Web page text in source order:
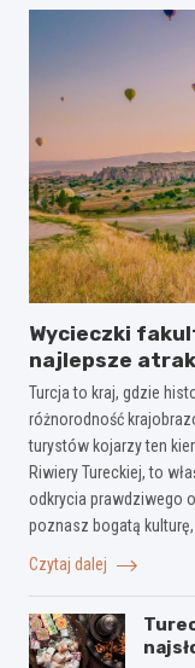
Wycieczki
najlepsze
Turcja to kraj, gdzie
różnorodność
turystów kojarzy ten
Riwiery Tureckiej, to
odkrycia prawdziwego
poznasz bogatą
Czytaj dalej